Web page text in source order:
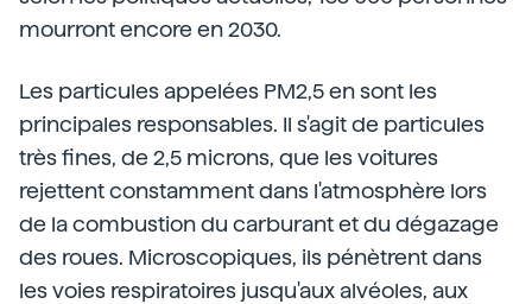
mourront encore en 2030.
Les particules appelées PM2,5 en sont les
principales responsables. Il s'agit de particules
très fines, de 2,5 microns, que les voitures
rejettent constamment dans l'atmosphère lors
de la combustion du carburant et du dégazage
des roues. Microscopiques, ils pénètrent dans
les voies respiratoires jusqu'aux alvéoles, aux